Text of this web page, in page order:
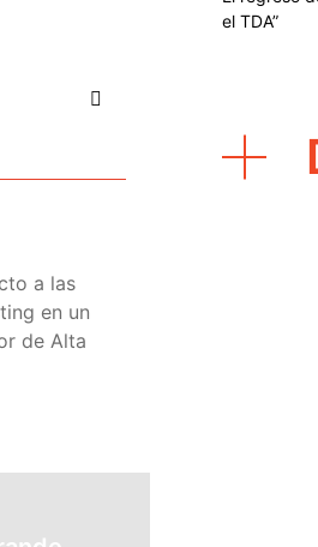
a las
en un
de Alta
el TDA”